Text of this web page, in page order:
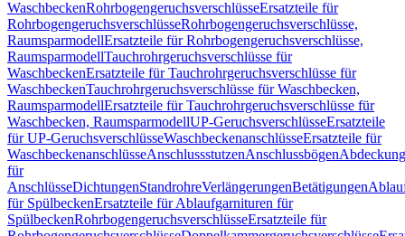
WaschbeckenRohrbogengeruchsverschlüsseErsatzteile für
RohrbogengeruchsverschlüsseRohrbogengeruchsverschlüsse,
RaumsparmodellErsatzteile für Rohrbogengeruchsverschlüsse,
RaumsparmodellTauchrohrgeruchsverschlüsse für
WaschbeckenErsatzteile für Tauchrohrgeruchsverschlüsse für
WaschbeckenTauchrohrgeruchsverschlüsse für Waschbecken,
RaumsparmodellErsatzteile für Tauchrohrgeruchsverschlüsse für
Waschbecken, RaumsparmodellUP-GeruchsverschlüsseErsatzteile
für UP-GeruchsverschlüsseWaschbeckenanschlüsseErsatzteile für
WaschbeckenanschlüsseAnschlussstutzenAnschlussbögen
für
AnschlüsseDichtungenStandrohreVerlängerungenBetätigungen
für SpülbeckenErsatzteile für Ablaufgarnituren für
SpülbeckenRohrbogengeruchsverschlüsseErsatzteile für